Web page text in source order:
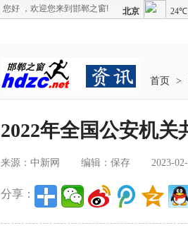
您好 ，欢迎您来到邯郸之窗!
首页 >
2022年全国公安机关
来源：中新网 编辑：保存 2023-
分享：